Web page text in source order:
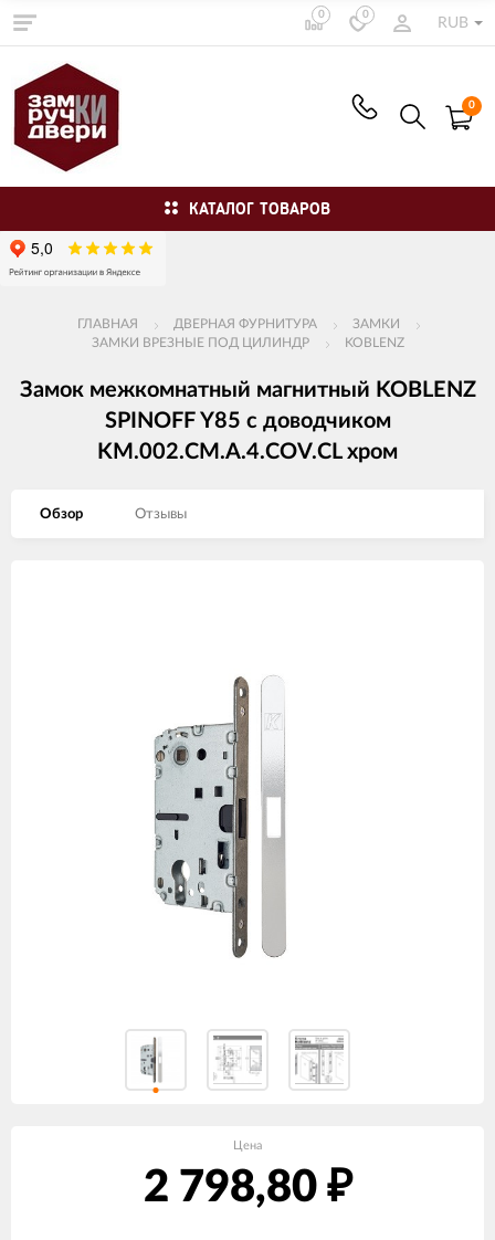
0 0
RUB
0
КАТАЛОГ ТОВАРОВ
ГЛАВНАЯ ДВЕРНАЯ ФУРНИТУРА
ЗАМКИ
ЗАМКИ ВРЕЗНЫЕ ПОД ЦИЛИНДР
KOBLENZ
Замок межкомнатный магнитный KOBLENZ
SPINOFF Y85 с доводчиком
KM.002.CM.A.4.COV.CL хром
Обзор Отзывы
Цена
2 798,80 ₽